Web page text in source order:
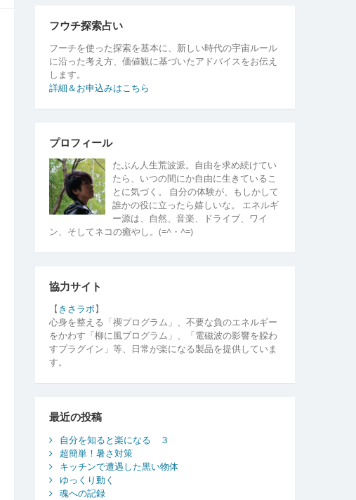
フウチ探索占い
フーチを使った探索を基本に、新しい時代の宇宙ルール
に沿った考え方、価値観に基づいたアドバイスをお伝え
します。
詳細＆お申込みはこちら
プロフィール
たぶん人生荒波派。自由を求め続けてい
たら、いつの間にか自由に生きているこ
とに気づく。 自分の体験が、もしかして
誰かの役に立ったら嬉しいな。 エネルギ
ー源は、自然、音楽、ドライブ、ワイ
ン、そしてネコの癒やし。(=^・^=)
協力サイト
【 きさラボ】
心身を整える「禊プログラム」、不要な負のエネルギー
をかわす「柳に風プログラム」、「電磁波の影響を躱わ
すプラグイン」等、日常が楽になる製品を提供していま
す。
最近の投稿
自分を知ると楽になる ３
超簡単！暑さ対策
キッチンで遭遇した黒い物体
ゆっくり動く
魂への記録